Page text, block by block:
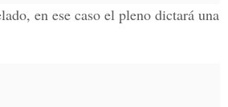
en ese caso el pleno dictará una